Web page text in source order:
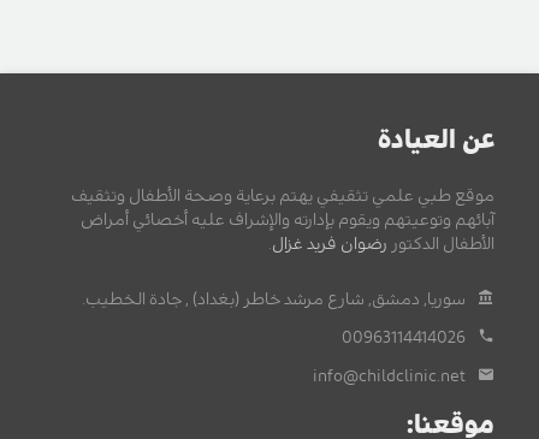
عن العيادة
موقع طبي علمي تثقيفي يهتم برعاية وصحة الأطفال وتثقيف
آبائهم وتوعيتهم ويقوم بإدارته والإشراف عليه أخصائي أمراض
الأطفال الدكتور رضوان فريد غزال
سوريا, دمشق, شارع مرشد خاطر (بغداد) , جادة الخطيب.
00963114414026
info@childclinic.net
موقعنا: